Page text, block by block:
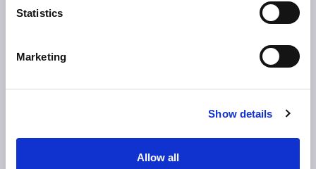
Statistics
Marketing
Show details
Allow all